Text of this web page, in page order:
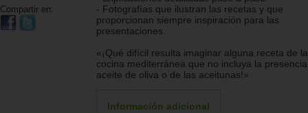
Compartir en:
- Fotografías que ilustran las recetas y que
proporcionan siempre inspiración para las
presentaciones.
«¡Qué difícil resulta imaginar alguna receta de la
cocina mediterránea que no incluya la
aceite de oliva o de las aceitunas!»
Información adicional